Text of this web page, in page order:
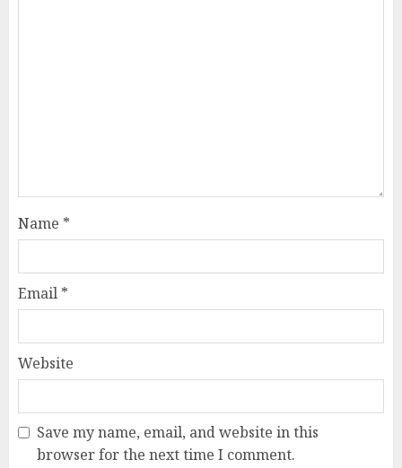
Name *
Email *
Website
Save my name, email, and website in this
browser for the next time I comment.